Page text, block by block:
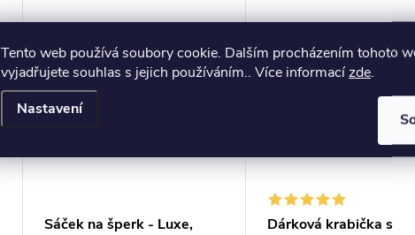
Tento web používá soubory cookie. Dalším procházením tohoto
vyjadřujete souhlas s jejich používáním.. Více informacízde.
Nastavení
Sáček na šperk - Luxe,
Dárková krabička s